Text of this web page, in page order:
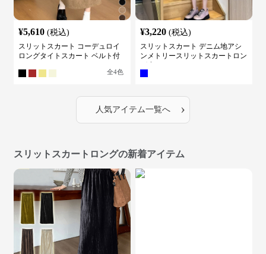
¥5,610 (税込)
スリットスカート コーデュロイ
ロングタイトスカート ベルト付
全4色
¥3,220 (税込)
スリットスカート デニム地アシ
ンメトリースリットスカートロン
人気アイテム一覧へ ›
スリットスカートロングの新着アイテム